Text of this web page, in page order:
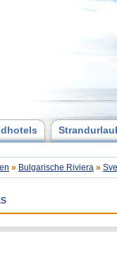
» Bulgarische Riviera »